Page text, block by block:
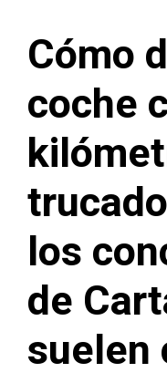
Cómo
coche
los
de
suelen